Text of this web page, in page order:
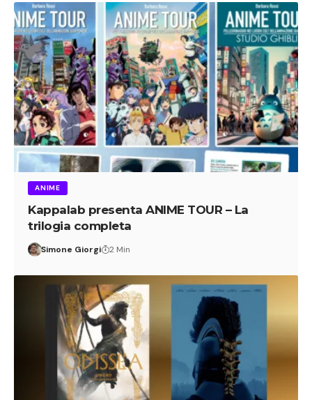
ANIME
Kappalab presenta ANIME TOUR – La
trilogia completa
Simone Giorgi 2 Min